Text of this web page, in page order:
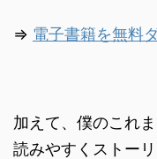
⇒ 電子書籍を無料
加えて、僕のこれ
読みやすくストー